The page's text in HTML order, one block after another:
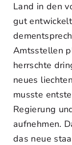
Land in den
gut
Amtsstellen
herrschte
neues
musste
Regierung
aufnehmen.
das neue